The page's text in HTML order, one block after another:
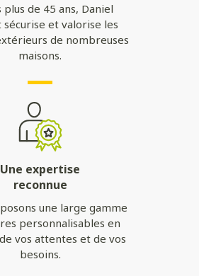
plus de 45 ans, Daniel
sécurise et valorise les
de nombreuses
maisons.
Une expertise
reconnue
une large gamme
personnalisables en
vos attentes et de vos
besoins.